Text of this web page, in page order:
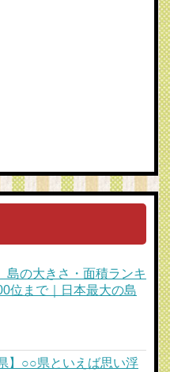
島の大きさ・面積ランキ
位まで｜日本最大の島
】○○県といえば思い浮